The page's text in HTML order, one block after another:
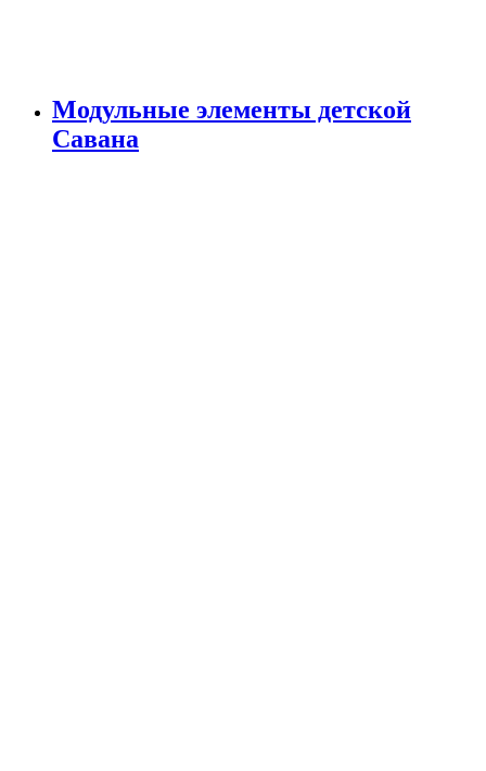
Модульные элементы детской
Савана